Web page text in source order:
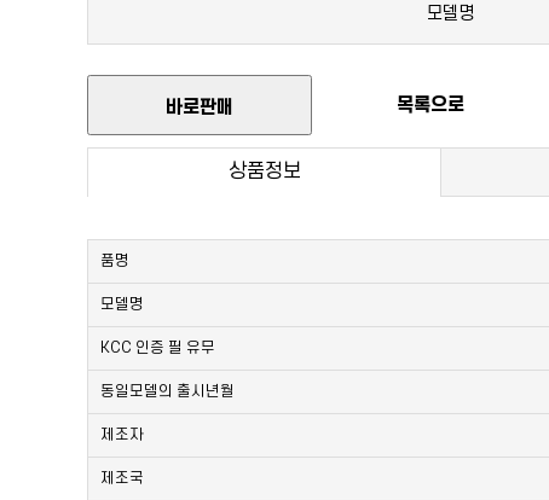
모델명
바로판매 목록으로
상품정보
품명
모델명
KCC 인증 필 유무
동일모델의 출시년월
제조자
제조국